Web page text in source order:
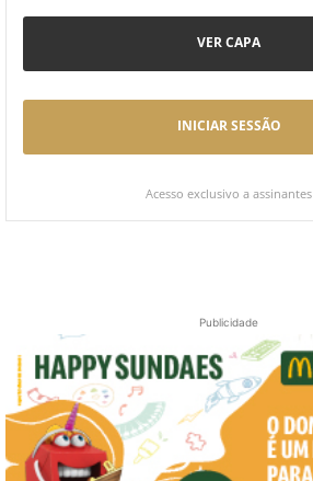
VER CAPA
INICIAR SESSÃO
Acesso exclusivo a assinantes
Publicidade